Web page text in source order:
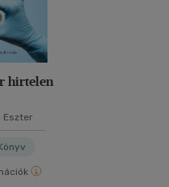
hirtelen
Eszter